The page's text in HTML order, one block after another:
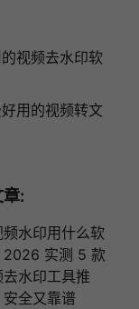
视频去水印软
用的视频转文
:
频水印用什么软
2026 实测 5 款
去水印工具推
安全又靠谱